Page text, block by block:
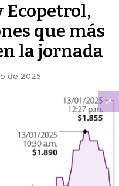
Ecopetrol,
que más
la jornada
de 2025